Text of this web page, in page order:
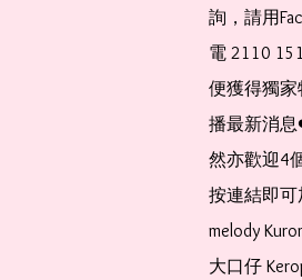
詢，請用
電 2110
便獲得獨
播最新消
然亦歡迎4
按連結即可
melody
大口仔